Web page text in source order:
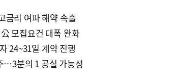
금리 여파 해약 속출
모집요건 대폭 완화
24~31일 계약 진행
…3분의 1 공실 가능성